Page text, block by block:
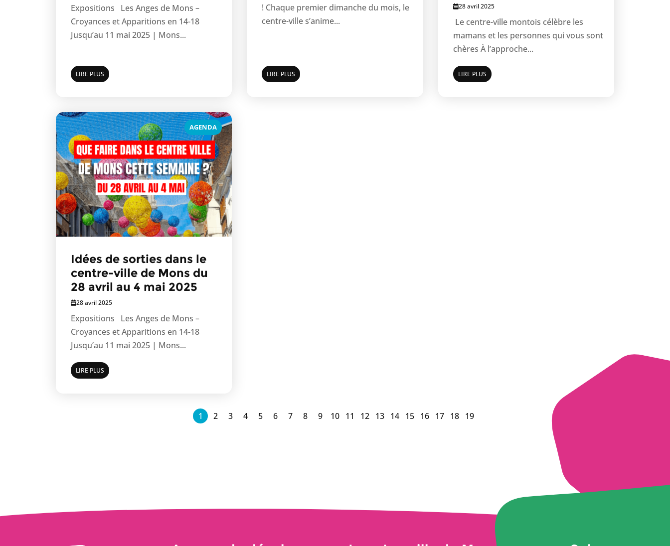
Expositions Les Anges de Mons –
Croyances et Apparitions en 14-18
Jusqu’au 11 mai 2025 | Mons...
LIRE PLUS
! Chaque premier dimanche du mois, le
centre-ville s’anime...
LIRE PLUS
28 avril 2025
Le centre-ville montois célèbre les
mamans et les personnes qui vous sont
chères À l’approche...
LIRE PLUS
AGENDA
Idées de sorties dans le
centre-ville de Mons du
28 avril au 4 mai 2025
28 avril 2025
Expositions Les Anges de Mons –
Croyances et Apparitions en 14-18
Jusqu’au 11 mai 2025 | Mons...
LIRE PLUS
1 2 3 4 5 6 7 8 9 10 11 12 13 14 15 16 17 18 19